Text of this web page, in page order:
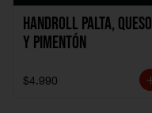
Handroll Palta, Queso
y Pimentón
$4.990